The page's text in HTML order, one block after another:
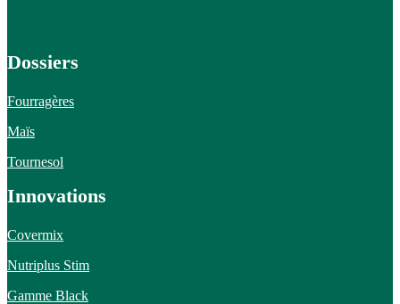
Dossiers
Fourragères
Maïs
Tournesol
Innovations
Covermix
Nutriplus Stim
Gamme Black